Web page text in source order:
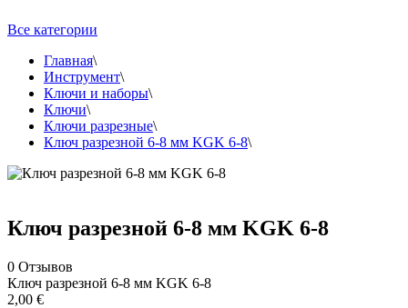
Все категории
Главная\
Инструмент\
Ключи и наборы\
Ключи\
Ключи разрезные\
Ключ разрезной 6-8 мм KGK 6-8\
Ключ разрезной 6-8 мм KGK 6-8
0 Отзывов
Ключ разрезной 6-8 мм KGK 6-8
2,00 €